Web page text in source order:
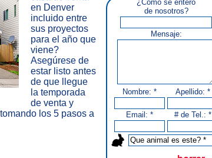
¿Cómo se enteró
de nosotros?
Mensaje:
Nombre: * Apellido: *
Email: * # de Tel.: *
en Denver
incluido entre
sus proyectos
para el año que
viene?
Asegúrese de
estar listo antes
de que llegue
la temporada
de venta y
tomando los 5 pasos a